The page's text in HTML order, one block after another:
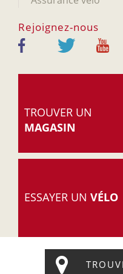
Rejoignez-nous
TROUVER UN
MAGASIN
ESSAYER UN VÉLO
© 2005-2026 Cyclable.ch-
Politique de confidentialité